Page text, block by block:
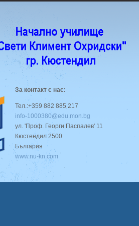
За контакт с нас:
Тел.:+359 882 885 217
info-1000380@edu.mon.bg
ул. 'Проф. Георги Паспалев' 11
Кюстендил 2500
България
www.nu-kn.com